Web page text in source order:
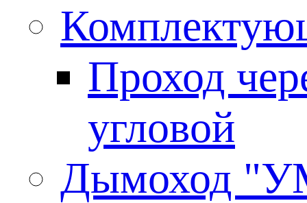
Проход
угловой
Дымоход